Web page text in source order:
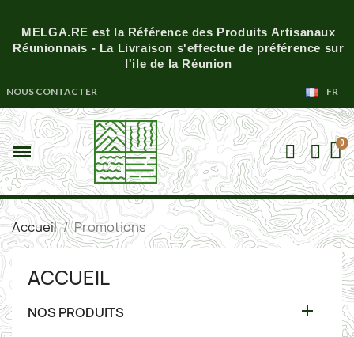
MELGA.RE est la Référence des Produits Artisanaux
Réunionnais - La Livraison s'effectue de préférence sur
l'ile de la Réunion
NOUS CONTACTER FR
Accueil Promotions
ACCUEIL
NOS PRODUITS 